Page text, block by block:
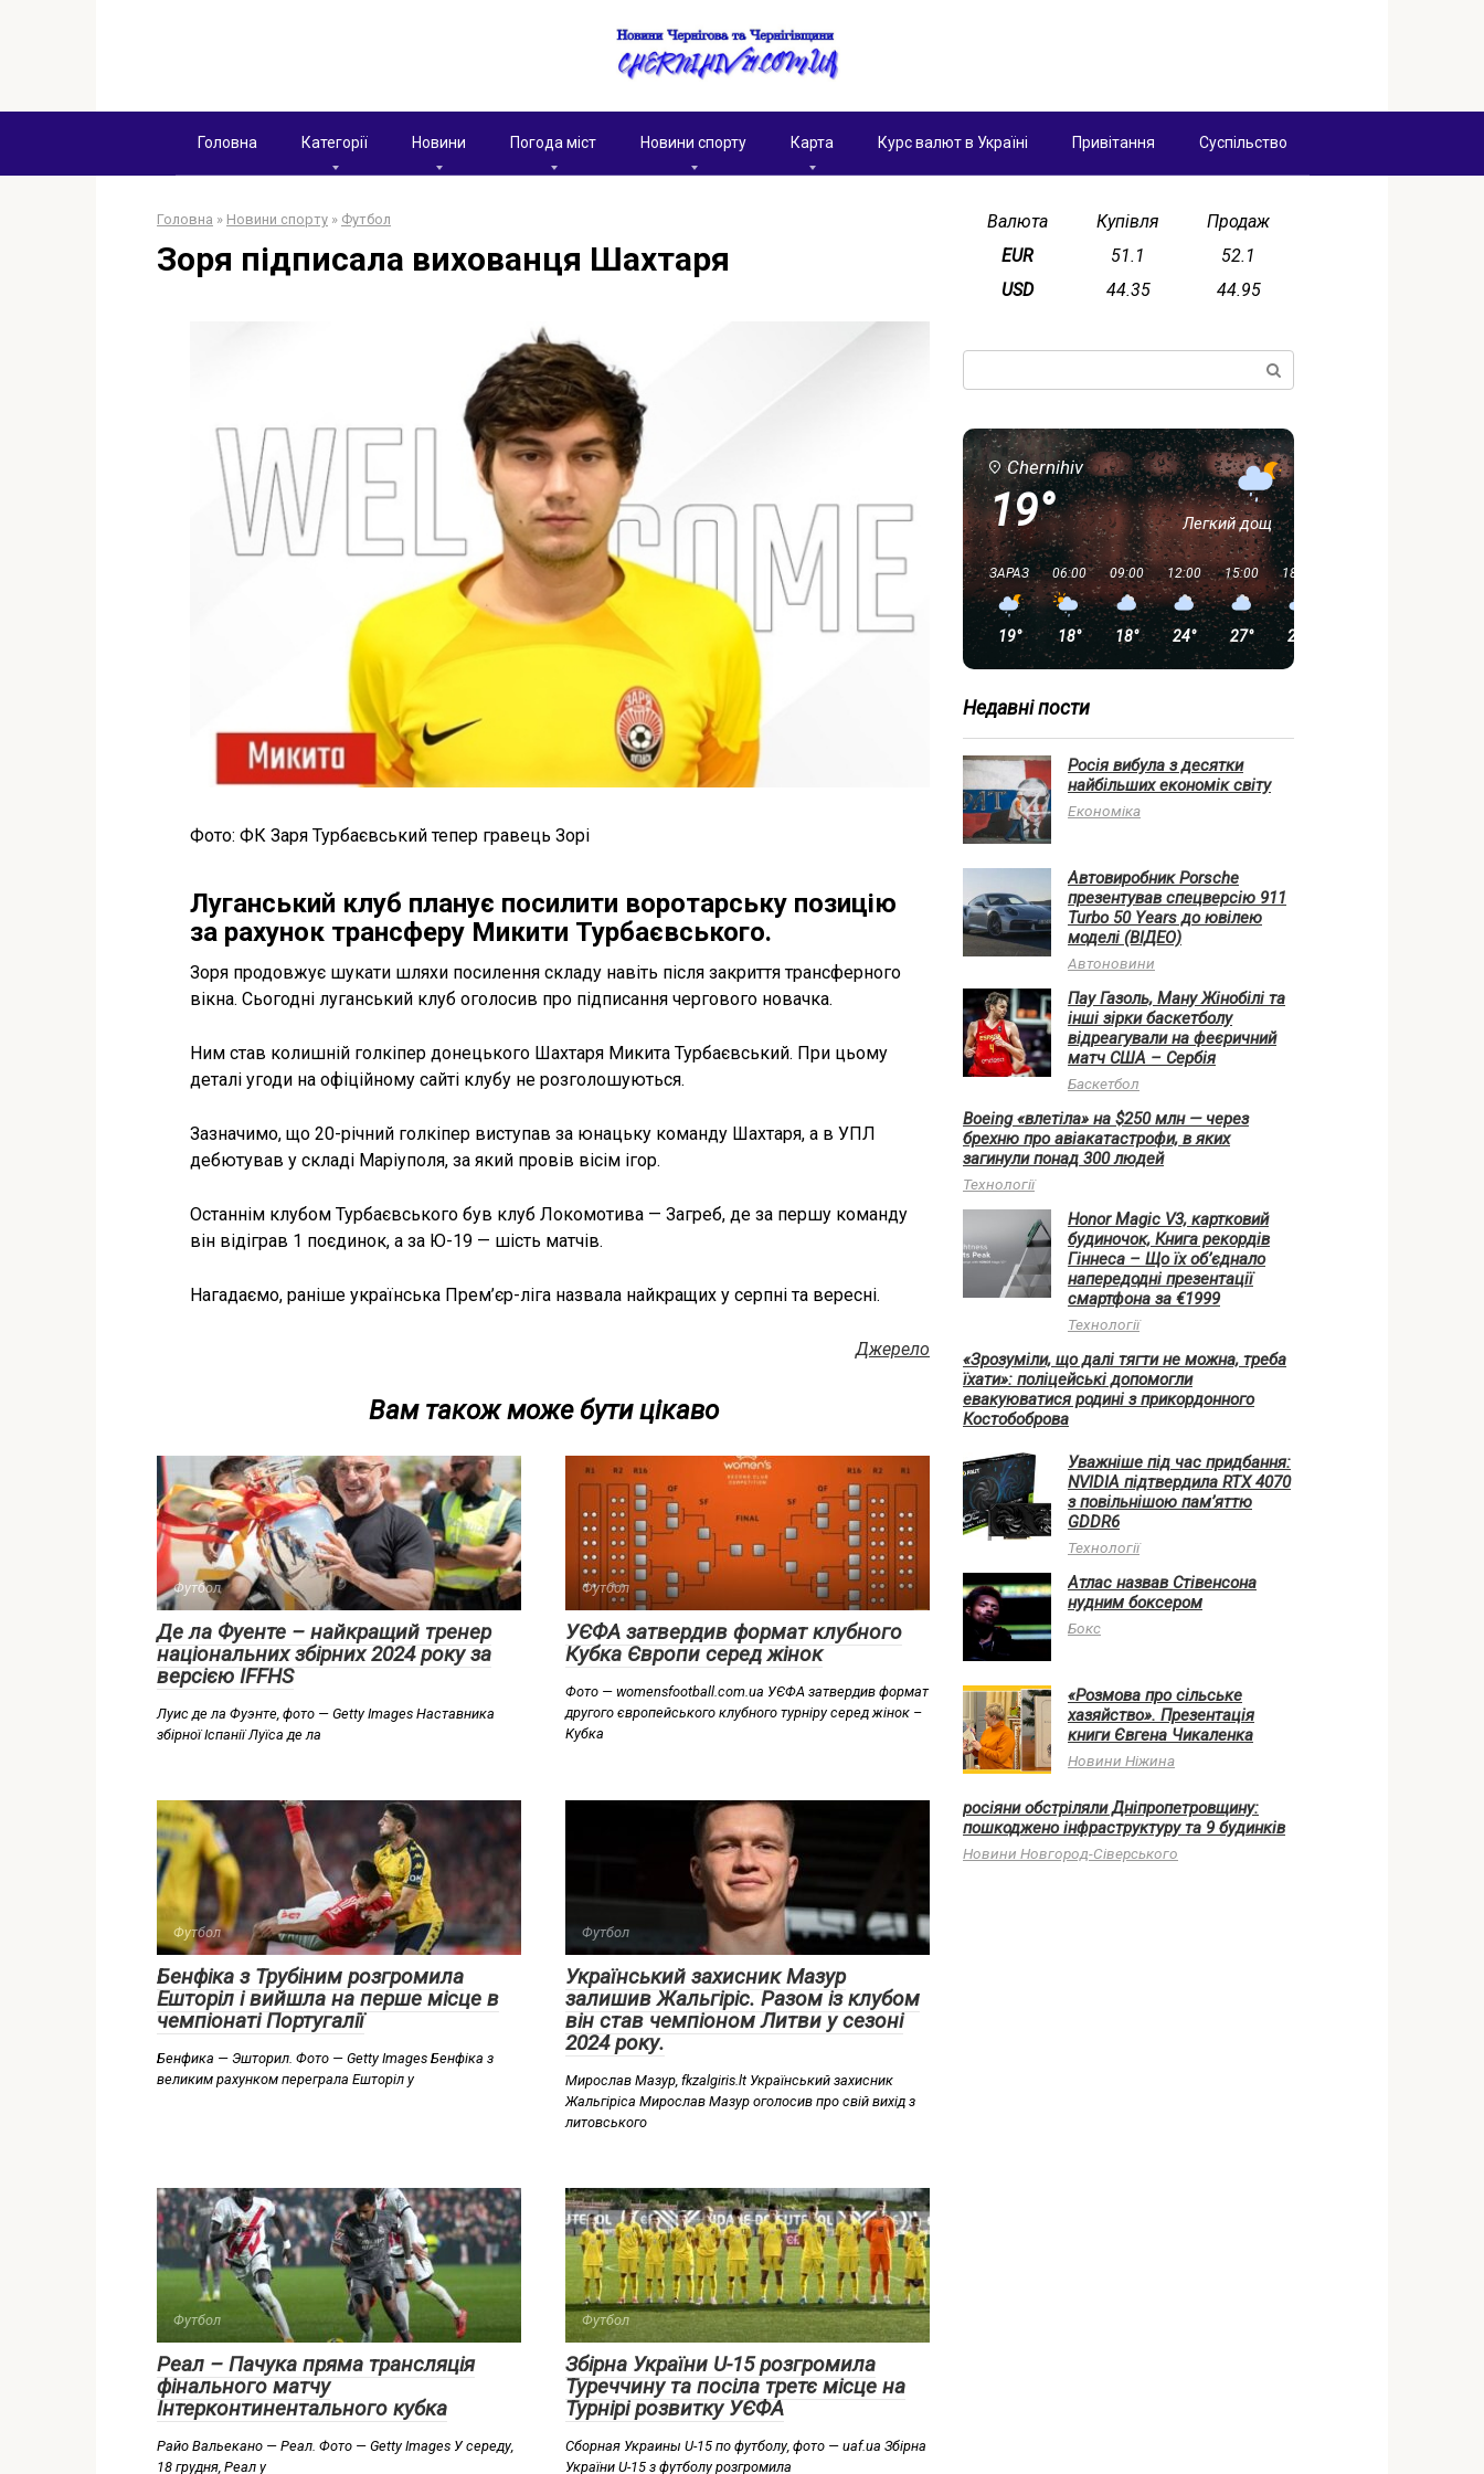
Головна Категорії Новини Погода міст Новини спорту Карта Курс валют в Україні Привітання Суспільство
Головна » Новини спорту » Футбол
Зоря підписала вихованця Шахтаря
Фото: ФК Заря Турбаєвський тепер гравець Зорі
Луганський клуб планує посилити воротарську позицію
за рахунок трансферу Микити Турбаєвського.
Зоря продовжує шукати шляхи посилення складу навіть після закриття трансферного
вікна. Сьогодні луганський клуб оголосив про підписання чергового новачка.
Ним став колишній голкіпер донецького Шахтаря Микита Турбаєвський. При цьому
деталі угоди на офіційному сайті клубу не розголошуються.
Зазначимо, що 20-річний голкіпер виступав за юнацьку команду Шахтаря, а в УПЛ
дебютував у складі Маріуполя, за який провів вісім ігор.
Останнім клубом Турбаєвського був клуб Локомотива — Загреб, де за першу команду
він відіграв 1 поєдинок, а за Ю-19 — шість матчів.
Нагадаємо, раніше українська Прем’єр-ліга назвала найкращих у серпні та вересні.
Джерело
Вам також може бути цікаво
Футбол
Де ла Фуенте – найкращий тренер
національних збірних 2024 року за
версією IFFHS
Луис де ла Фуэнте, фото — Getty Images Наставника
збірної Іспанії Луїса де ла
Футбол
УЄФА затвердив формат клубного
Кубка Європи серед жінок
Фото — womensfootball.com.ua УЄФА затвердив формат
другого європейського клубного турніру серед жінок –
Кубка
Футбол
Бенфіка з Трубіним розгромила
Ешторіл і вийшла на перше місце в
чемпіонаті Португалії
Бенфика — Эшторил. Фото — Getty Images Бенфіка з
великим рахунком переграла Ешторіл у
Футбол
Український захисник Мазур
залишив Жальгіріс. Разом із клубом
він став чемпіоном Литви у сезоні
2024 року.
Мирослав Мазур, fkzalgiris.lt Український захисник
Жальгіріса Мирослав Мазур оголосив про свій вихід з
литовського
Футбол
Реал – Пачука пряма трансляція
фінального матчу
Інтерконтинентального кубка
Райо Вальекано — Реал. Фото — Getty Images У середу,
18 грудня, Реал у
Футбол
Збірна України U-15 розгромила
Туреччину та посіла третє місце на
Турнірі розвитку УЄФА
Сборная Украины U-15 по футболу, фото — uaf.ua Збірна
України U-15 з футболу розгромила
Валюта Купівля
Продаж
EUR
51.1
52.1
USD
44.35 44.95
Chernihiv
19° Легкий дощ
ЗАРАЗ
19°
06:00
18°
09:00
18°
12:00
24°
15:00
27°
18:00
26°
Недавні пости
Росія вибула з десятки
найбільших економік світу
Економіка
Автовиробник Porsche
презентував спецверсію 911
Turbo 50 Years до ювілею
моделі (ВІДЕО)
Автоновини
Пау Газоль, Ману Жінобілі та
інші зірки баскетболу
відреагували на феєричний
матч США – Сербія
Баскетбол
Boeing «влетіла» на $250 млн — через
брехню про авіакатастрофи, в яких
загинули понад 300 людей
Технології
Honor Magic V3, картковий
будиночок, Книга рекордів
Гіннеса – Що їх об’єднало
напередодні презентації
смартфона за €1999
Технології
«Зрозуміли, що далі тягти не можна, треба
їхати»: поліцейські допомогли
евакуюватися родині з прикордонного
Костобоброва
Уважніше під час придбання:
NVIDIA підтвердила RTX 4070
з повільнішою пам’яттю
GDDR6
Технології
Атлас назвав Стівенсона
нудним боксером
Бокс
«Розмова про сільське
хазяйство». Презентація
книги Євгена Чикаленка
Новини Ніжина
росіяни обстріляли Дніпропетровщину:
пошкоджено інфраструктуру та 9 будинків
Новини Новгород-Сіверського